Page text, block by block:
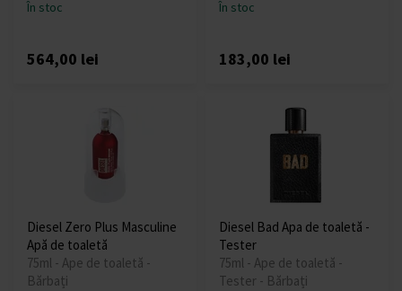
În stoc
564,00 lei
În stoc
183,00 lei
Diesel Zero Plus Masculine
Apă de toaletă
75ml - Ape de toaletă -
Bărbați
Diesel Bad Apa de toaletă -
Tester
75ml - Ape de toaletă -
Tester - Bărbați